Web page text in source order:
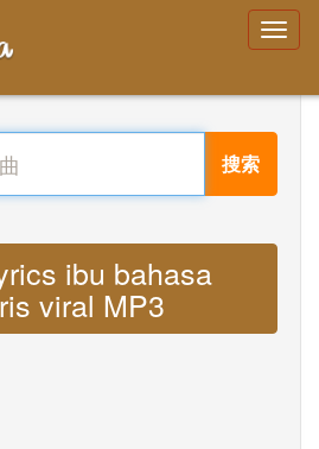
搜索
ibu bahasa
viral MP3